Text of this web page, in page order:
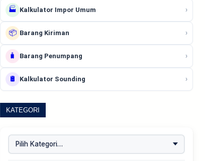
🏭 Kalkulator Impor Umum ›
📦 Barang Kiriman ›
🧳 Barang Penumpang ›
🛢️ Kalkulator Sounding ›
KATEGORI